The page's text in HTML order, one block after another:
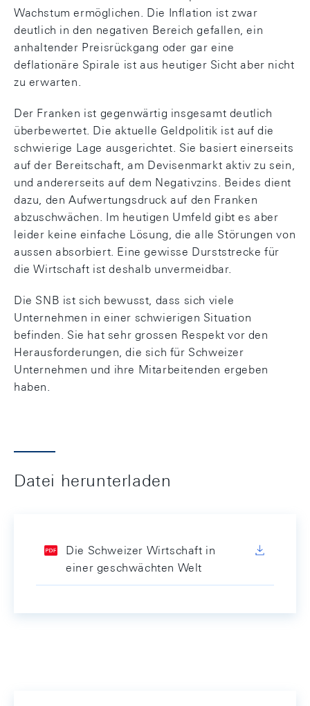
Wachstum ermöglichen. Die Inflation ist zwar
deutlich in den negativen Bereich gefallen, ein
anhaltender Preisrückgang oder gar eine
deflationäre Spirale ist aus heutiger Sicht aber nicht
zu erwarten.
Der Franken ist gegenwärtig insgesamt deutlich
überbewertet. Die aktuelle Geldpolitik ist auf die
schwierige Lage ausgerichtet. Sie basiert einerseits
auf der Bereitschaft, am Devisenmarkt aktiv zu sein,
und andererseits auf dem Negativzins. Beides dient
dazu, den Aufwertungsdruck auf den Franken
abzuschwächen. Im heutigen Umfeld gibt es aber
leider keine einfache Lösung, die alle Störungen von
aussen absorbiert. Eine gewisse Durststrecke für
die Wirtschaft ist deshalb unvermeidbar.
Die SNB ist sich bewusst, dass sich viele
Unternehmen in einer schwierigen Situation
befinden. Sie hat sehr grossen Respekt vor den
Herausforderungen, die sich für Schweizer
Unternehmen und ihre Mitarbeitenden ergeben
haben.
Datei herunterladen
Die Schweizer Wirtschaft in
einer geschwächten Welt